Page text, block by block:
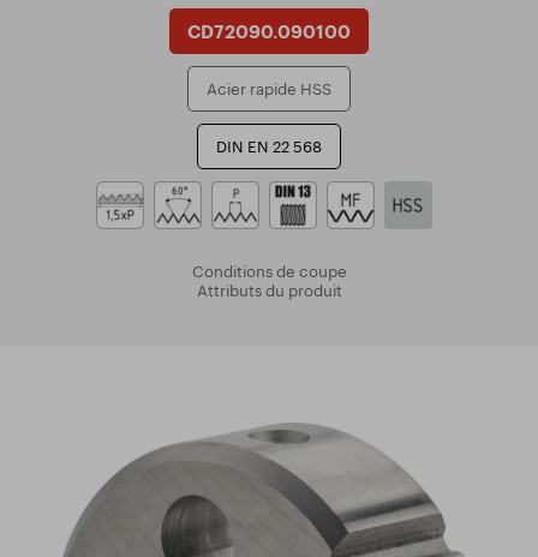
CD72090.090100
Acier rapide HSS
DIN EN 22 568
Conditions de coupe
Attributs du produit